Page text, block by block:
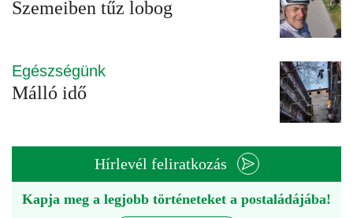
Szemeiben tűz lobog
Egészségünk
Málló idő
Hírlevél feliratkozás
Kapja meg a legjobb történeteket a postaládájába!